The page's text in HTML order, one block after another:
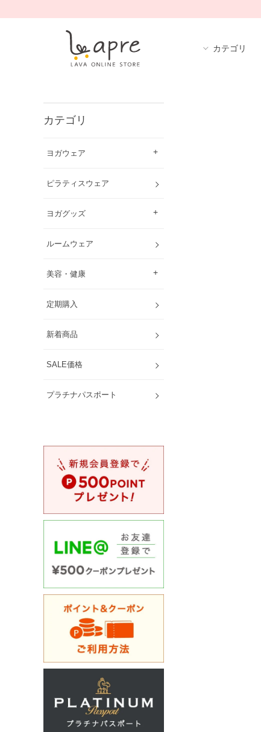
カテゴリ
カテゴリ
ヨガウェア
ピラティスウェア
ヨガグッズ
ルームウェア
美容・健康
定期購入
新着商品
SALE価格
プラチナパスポート